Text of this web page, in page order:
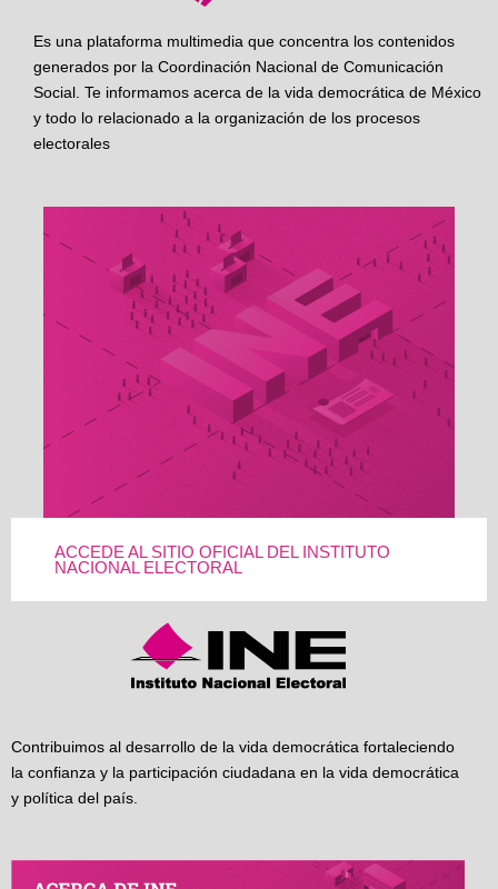
Es una plataforma multimedia que concentra los contenidos
generados por la Coordinación Nacional de Comunicación
Social. Te informamos acerca de la vida democrática de México
y todo lo relacionado a la organización de los procesos
electorales
ACCEDE AL SITIO OFICIAL DEL INSTITUTO
NACIONAL ELECTORAL
Contribuimos al desarrollo de la vida democrática fortaleciendo
la confianza y la participación ciudadana en la vida democrática
y política del país.